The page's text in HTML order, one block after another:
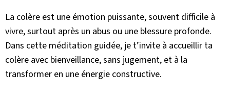
La colère est une émotion puissante, souvent difficile à
vivre, surtout après un abus ou une blessure profonde.
Dans cette méditation guidée, je t’invite à accueillir ta
colère avec bienveillance, sans jugement, et à la
transformer en une énergie constructive.